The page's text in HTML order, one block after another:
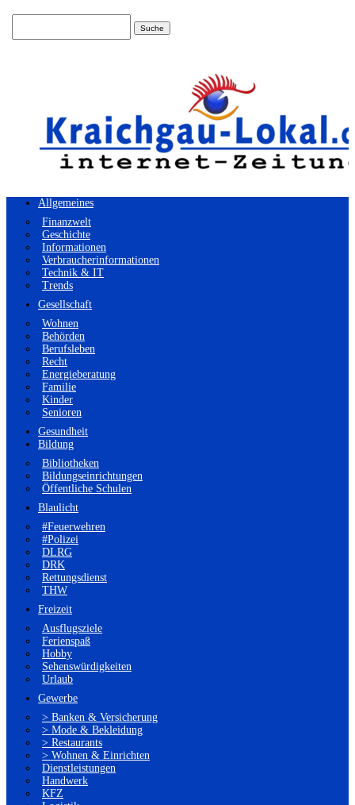
Allgemeines
Finanzwelt
Geschichte
Informationen
Verbraucherinformationen
Technik & IT
Trends
Gesellschaft
Wohnen
Behörden
Berufsleben
Recht
Energieberatung
Familie
Kinder
Senioren
Gesundheit
Bildung
Bibliotheken
Bildungseinrichtungen
Öffentliche Schulen
Blaulicht
#Feuerwehren
#Polizei
DLRG
DRK
Rettungsdienst
THW
Freizeit
Ausflugsziele
Ferienspaß
Hobby
Sehenswürdigkeiten
Urlaub
Gewerbe
> Banken & Versicherung
> Mode & Bekleidung
> Restaurants
> Wohnen & Einrichten
Dienstleistungen
Handwerk
KFZ